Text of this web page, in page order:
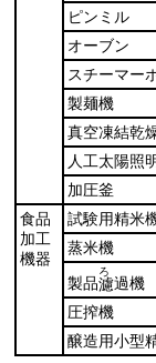
ピンミル
オーブン
スチーマー
製麺機
真空凍結乾
人工太陽照
加圧釜
食品
加工
機器
試験用精米
蒸米機
製品濾
ろ
過機
圧搾機
醸造用小型